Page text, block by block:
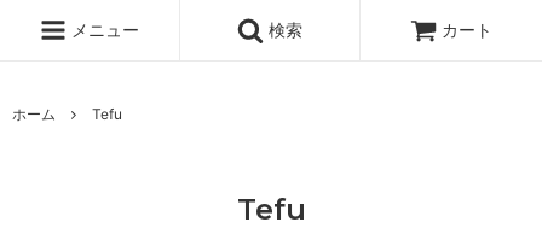
メニュー 検索 カート
ホーム Tefu
Tefu